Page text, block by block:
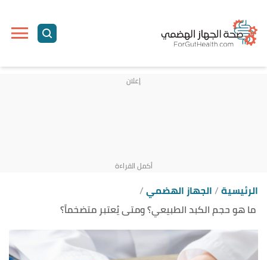
الرئيسية الجهاز الهضمي
ما هو حجم الكبد الطبيعي؟ ومتى يُعتبر متضخماً؟